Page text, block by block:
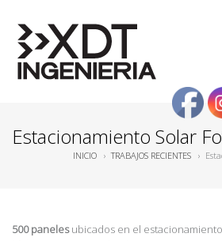
Estacionamiento Solar
INICIO ›TRABAJOS RECIENTES ›
500 panelesubicados en el